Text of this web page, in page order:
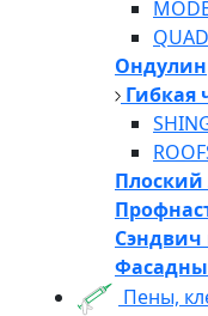
Ондулин
Гибкая
Плоский
Сэндвич
Пены,